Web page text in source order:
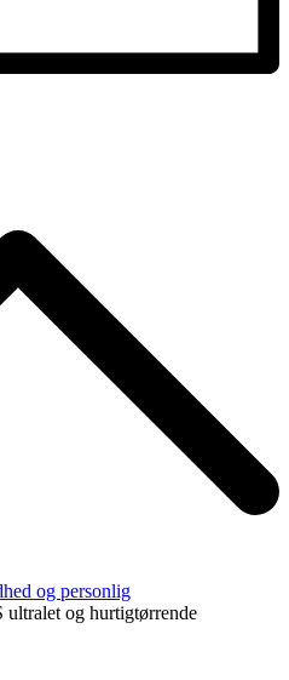
og personlig
ultralet og hurtigtørrende